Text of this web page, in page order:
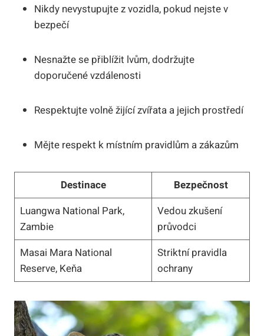
Nikdy nevystupujte z vozidla, pokud nejste v
bezpečí
Nesnažte se přiblížit lvům, dodržujte
doporučené vzdálenosti
Respektujte volně žijící zvířata a jejich prostředí
Mějte respekt k místním pravidlům a zákazům
Destinace
Bezpečnost
Luangwa National Park,
Zambie
Vedou zkušení
průvodci
Masai Mara National
Reserve, Keňa
Striktní pravidla
ochrany